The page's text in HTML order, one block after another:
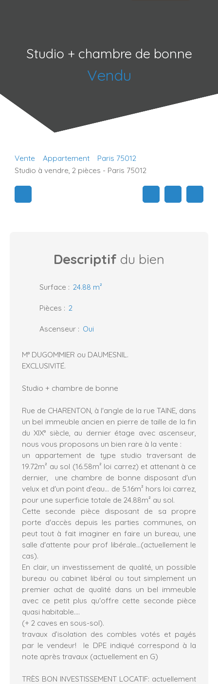
Studio + chambre de bonne
Vendu
Vente Appartement
Paris 75012
Studio à vendre, 2 pièces - Paris 75012
Descriptif du bien
Surface : 24.88 m²
Pièces : 2
Ascenseur : Oui
M° DUGOMMIER ou DAUMESNIL.
EXCLUSIVITÉ.
Studio + chambre de bonne
Rue de CHARENTON, à l'angle de la rue TAINE, dans
un bel immeuble ancien en pierre de taille de la fin
du XIX° siècle, au dernier étage avec ascenseur,
nous vous proposons un bien rare à la vente :
un appartement de type studio traversant de
19.72m² au sol (16.58m² loi carrez) et attenant à ce
dernier, une chambre de bonne disposant d'un
velux et d'un point d'eau... de 5.16m² hors loi carrez,
pour une superficie totale de 24.88m² au sol.
Cette seconde pièce disposant de sa propre
porte d'accès depuis les parties communes, on
peut tout à fait imaginer en faire un bureau, une
salle d'attente pour prof libérale...(actuellement le
cas).
En clair, un investissement de qualité, un possible
bureau ou cabinet libéral ou tout simplement un
premier achat de qualité dans un bel immeuble
avec ce petit plus qu'offre cette seconde pièce
quasi habitable....
(+ 2 caves en sous-sol).
travaux d’isolation des combles votés et payés
par le vendeur! le DPE indiqué correspond à la
note après travaux (actuellement en G)
TRÈS BON INVESTISSEMENT LOCATIF: actuellement